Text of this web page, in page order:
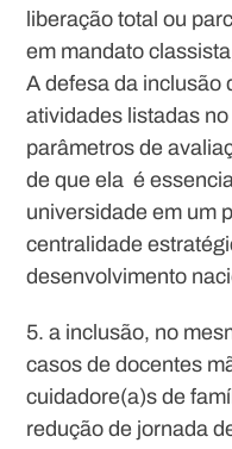
liberação total ou
em mandato
A defesa da inclusão
atividades listadas
parâmetros de
de que ela é
universidade em um
centralidade
desenvolvimento
5. a inclusão, no
casos de docentes
cuidadore(a)s de
redução de jornada